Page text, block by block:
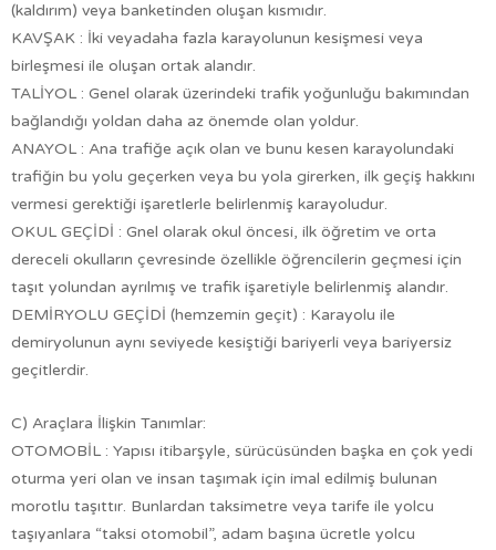
(kaldırım) veya banketinden oluşan kısmıdır.
KAVŞAK : İki veyadaha fazla karayolunun kesişmesi veya
birleşmesi ile oluşan ortak alandır.
TALİYOL : Genel olarak üzerindeki trafik yoğunluğu bakımından
bağlandığı yoldan daha az önemde olan yoldur.
ANAYOL : Ana trafiğe açık olan ve bunu kesen karayolundaki
trafiğin bu yolu geçerken veya bu yola girerken, ilk geçiş hakkını
vermesi gerektiği işaretlerle belirlenmiş karayoludur.
OKUL GEÇİDİ : Gnel olarak okul öncesi, ilk öğretim ve orta
dereceli okulların çevresinde özellikle öğrencilerin geçmesi için
taşıt yolundan ayrılmış ve trafik işaretiyle belirlenmiş alandır.
DEMİRYOLU GEÇİDİ (hemzemin geçit) : Karayolu ile
demiryolunun aynı seviyede kesiştiği bariyerli veya bariyersiz
geçitlerdir.
C) Araçlara İlişkin Tanımlar:
OTOMOBİL : Yapısı itibarşyle, sürücüsünden başka en çok yedi
oturma yeri olan ve insan taşımak için imal edilmiş bulunan
morotlu taşıttır. Bunlardan taksimetre veya tarife ile yolcu
taşıyanlara “taksi otomobil”, adam başına ücretle yolcu